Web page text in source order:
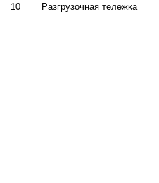
10 Разгрузочная тележка